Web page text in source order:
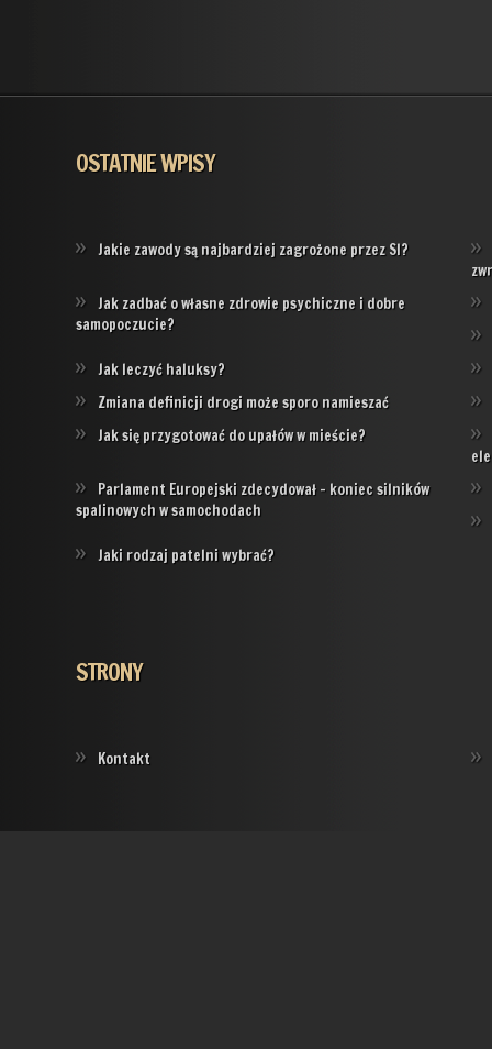
OSTATNIE WPISY
Jakie zawody są najbardziej zagrożone przez SI?
Jak zadbać o własne zdrowie psychiczne i dobre
samopoczucie?
Jak leczyć haluksy?
Zmiana definicji drogi może sporo namieszać
Jak się przygotować do upałów w mieście?
Parlament Europejski zdecydował – koniec silników
spalinowych w samochodach
Jaki rodzaj patelni wybrać?
STRONY
Kontakt